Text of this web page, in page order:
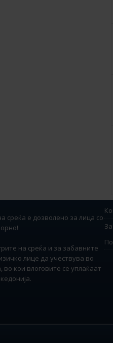
среќа е дозволено за лица со
на среќа и за забавните
лице да учествува во
во кои влоговите се уплаќаат